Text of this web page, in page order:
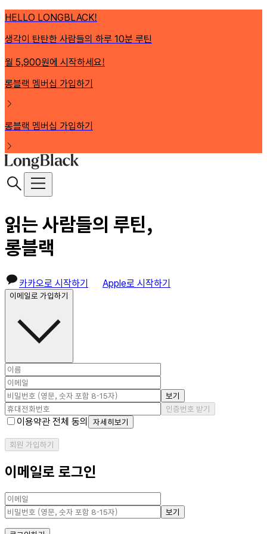
HELLO LONGBLACK!
생각이 탄탄한 사람들의 하루 10분 루틴
월 5,900원에 시작하세요!
롱블랙 멤버십 가입하기
롱블랙 멤버십 가입하기
읽는 사람들의 루틴,
롱블랙
카카오로 시작하기 Apple로 시작하기
이메일로 가입하기
보기
인증번호 받기
이용약관 전체 동의 자세히보기
회원 가입하기
이메일로 로그인
보기